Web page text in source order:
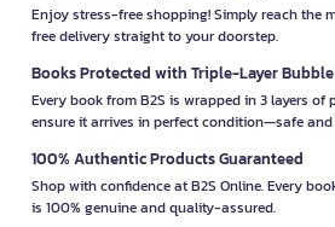
Enjoy stress-free shopping! Simply reach the
free delivery straight to your doorstep.
Books Protected with Triple-Layer
Every book from B2S is wrapped in 3 layers
ensure it arrives in perfect condition—safe
100% Authentic Products Guaranteed
Shop with confidence at B2S Online. Every
is 100% genuine and quality-assured.